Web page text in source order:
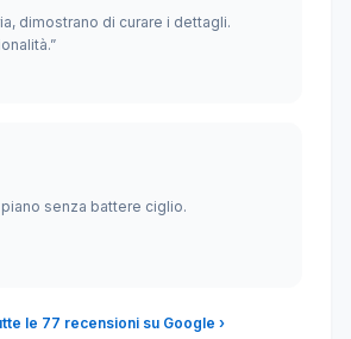
dimostrano di curare i dettagli.
piano senza battere ciglio.
le 77 recensioni su Google ›